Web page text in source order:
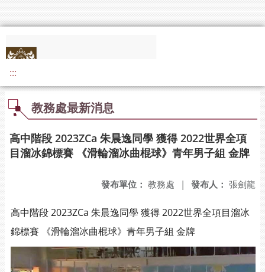
:::
教務處最新消息
高中階段 2023ZCa 朱晨逸同學 獲得 2022世界全項
目溜冰錦標賽 《滑輪溜冰曲棍球》青年男子組 金牌
發布人： 張劍龍
發布單位： 教務處 |
高中階段 2023ZCa 朱晨逸同學 獲得 2022世界全項目溜冰
錦標賽 《滑輪溜冰曲棍球》青年男子組 金牌